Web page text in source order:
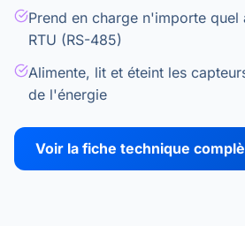
Prend en charge n'importe
RTU (RS-485)
Alimente, lit et éteint les
de l'énergie
Voir la fiche technique